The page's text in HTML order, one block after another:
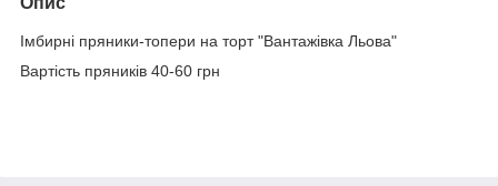
Імбирні пряники-топери на торт "Вантажівка Льова"
Вартість пряників 40-60 грн